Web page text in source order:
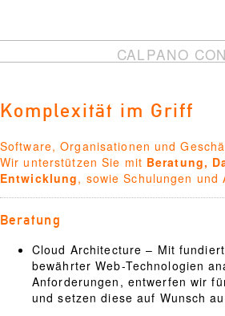
CALPANO
Komplexität im Griff
Software, Organisationen und
Wir unterstützen Sie mit Beratung,
Entwicklung, sowieSchulungen und
Beratung
Cloud Architecture – Mit
bewährter Web-Technologien
Anforderungen, entwerfen wir
und setzen diese auf Wunsch